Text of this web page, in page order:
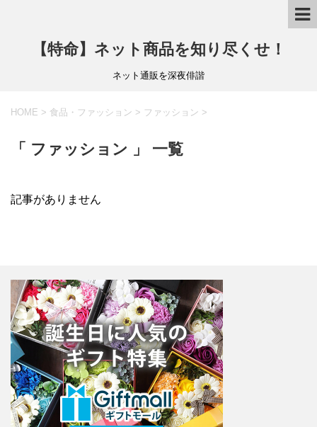
【特命】ネット商品を知り尽くせ！
ネット通販を深夜俳諧
HOME > 食品・ファッション > ファッション >
「 ファッション 」 一覧
記事がありません